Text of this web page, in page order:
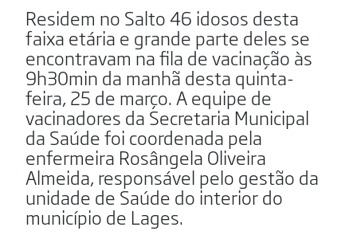
Residem no Salto 46 idosos desta
faixa etária e grande parte deles se
encontravam na fila de vacinação às
9h30min da manhã desta quinta-
feira, 25 de março. A equipe de
vacinadores da Secretaria Municipal
da Saúde foi coordenada pela
enfermeira Rosângela Oliveira
Almeida, responsável pelo gestão da
unidade de Saúde do interior do
município de Lages.